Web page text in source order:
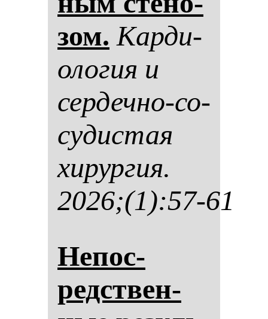
зом. Кар­ди­
оло­гия и
сер­деч­но-со­
су­дис­тая
хи­рур­гия.
2026;(1):57-61
Не­пос­
редствен­